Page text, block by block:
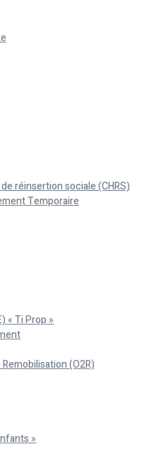
réinsertion sociale (CHRS)
Temporaire
« Ti Prop »
(O2R)
»